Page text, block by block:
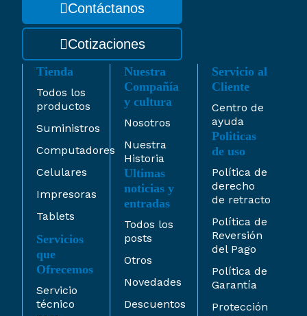
Contáctanos
Cotizaciones
Tienda
Todos los
productos
Suministros
Computadores
Celulares
Impresoras
Tablets
Servicios
que
Ofrecemos
Servicio
técnico
Nuestra
Compañía
y cultura
Nosotros
Nuestra
Historia
Ultimas
noticias y
entradas
Todos los
posts
Otros
Novedades
Descuentos
Servicio al
Cliente
Centro de
ayuda
Politicas
de uso
Política de
derecho
de retracto
Política de
Reversión
del Pago
Política de
Garantía
Protección